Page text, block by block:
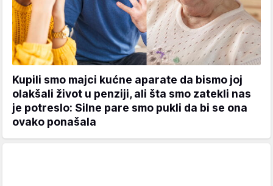
Kupili smo majci kućne aparate da bismo joj
olakšali život u penziji, ali šta smo zatekli nas
je potreslo: Silne pare smo pukli da bi se ona
ovako ponašala